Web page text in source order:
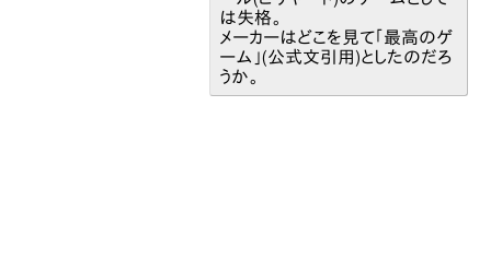
は失格。
メーカーはどこを見て「最高のゲ
ーム」(公式文引用)としたのだろ
うか。